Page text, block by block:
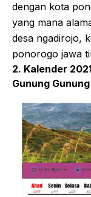
dengan kota
yang mana
desa ngadirojo,
ponorogo jawa
2. Kalender
Gunung